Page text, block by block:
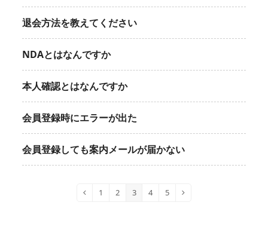
退会方法を教えてください
NDAとはなんですか
本人確認とはなんですか
会員登録時にエラーが出た
会員登録しても案内メールが届かない
PreviousPage
1 Page
2 Page
3 Page
4 Page
5 Next